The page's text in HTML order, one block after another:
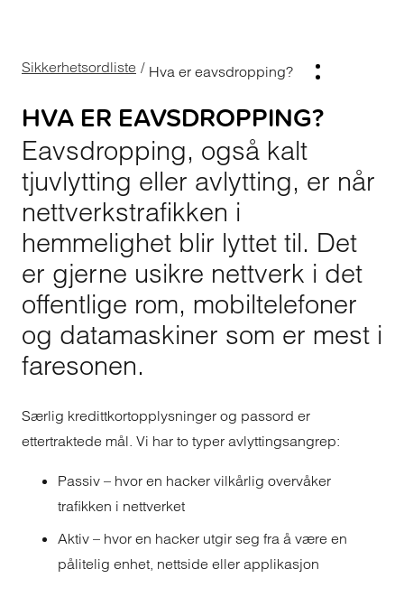
Sikkerhetsordliste / Hva er eavsdropping?
HVA ER EAVSDROPPING?
Eavsdropping, også kalt
tjuvlytting eller avlytting, er når
nettverkstrafikken i
hemmelighet blir lyttet til. Det
er gjerne usikre nettverk i det
offentlige rom, mobiltelefoner
og datamaskiner som er mest i
faresonen.
Særlig kredittkortopplysninger og passord er
ettertraktede mål. Vi har to typer avlyttingsangrep:
Passiv – hvor en hacker vilkårlig overvåker
trafikken i nettverket
Aktiv – hvor en hacker utgir seg fra å være en
pålitelig enhet, nettside eller applikasjon